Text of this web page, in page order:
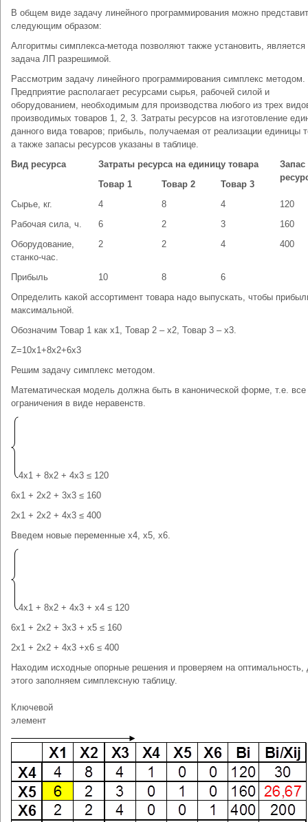
В общем виде задачу линейного программирования можно
следующим образом:
Алгоритмы симплекса-метода позволяют также установить, является
задача ЛП разрешимой.
Рассмотрим задачу линейного программирования симплекс методом.
Предприятие располагает ресурсами сырья, рабочей силой и
оборудованием, необходимым для производства любого из трех
производимых товаров 1, 2, 3. Затраты ресурсов на изготовление
данного вида товаров; прибыль, получаемая от реализации единицы
а также запасы ресурсов указаны в таблице.
Вид ресурса
Затраты ресурса на единицу товара
Запас
Товар 1 Товар 2
Товар 3
Сырье, кг.
4 8 4
120
Рабочая сила, ч.
6 2 3
160
Оборудование,
станко-час.
2 2 4 400
Прибыль 10 8
6
Определить какой ассортимент товара надо выпускать, чтобы
максимальной.
Обозначим Товар 1 как х1, Товар 2 – х2, Товар 3 – х3.
Z=10х1+8х2+6х3
Решим задачу симплекс методом.
Математическая модель должна быть в канонической форме, т.е. все
ограничения в виде неравенств.
4x1 + 8x2 + 4x3 ≤ 120
6x1 + 2x2 + 3x3 ≤ 160
2x1 + 2x2 + 4x3 ≤ 400
Введем новые переменные x4, x5, x6.
4x1 + 8x2 + 4x3 + x4 ≤ 120
6x1 + 2x2 + 3x3 + x5 ≤ 160
2x1 + 2x2 + 4x3 +x6 ≤ 400
Находим исходные опорные решения и проверяем на оптимальность,
этого заполняем симплексную таблицу.
Ключевой
элемент